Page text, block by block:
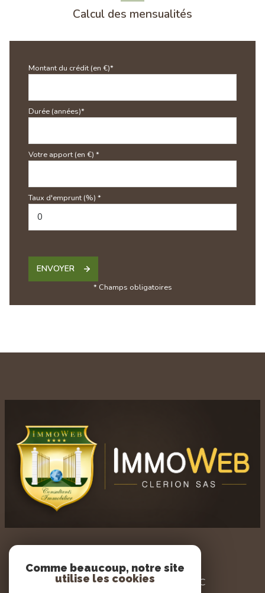
Calcul des mensualités
Montant du crédit (en €)*
Durée (années)*
Votre apport (en €) *
Taux d'emprunt (%) *
ENVOYER
* Champs obligatoires
AGENCE IMMOWEB
3 PLACE DU GENERAL LECLERC
Comme beaucoup, notre site
utilise les cookies